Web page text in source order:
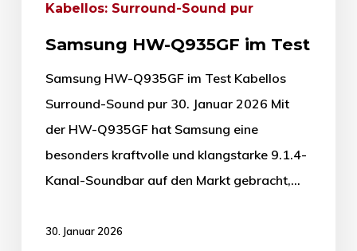
Kabellos: Surround-Sound pur
Samsung HW-Q935GF im Test
Samsung HW-Q935GF im Test Kabellos
Surround-Sound pur 30. Januar 2026 Mit
der HW-Q935GF hat Samsung eine
besonders kraftvolle und klangstarke 9.1.4-
Kanal-Soundbar auf den Markt gebracht,…
30. Januar 2026